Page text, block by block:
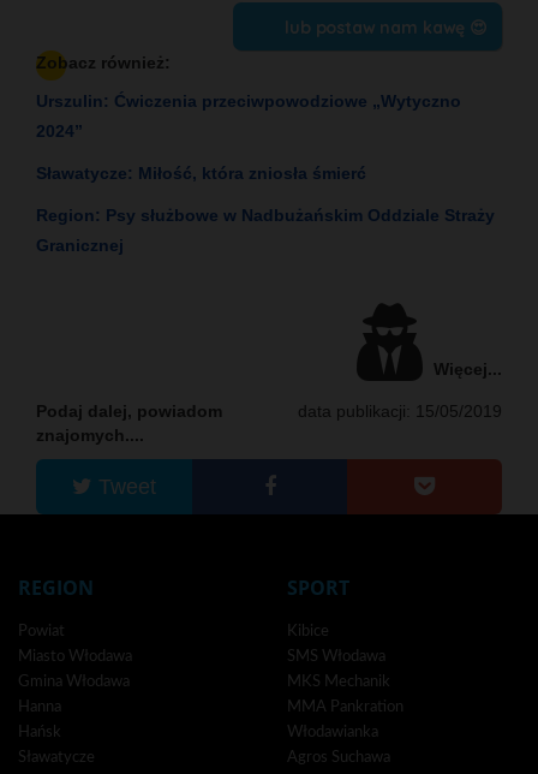
lub postaw nam kawę 😍
Zobacz również:
Urszulin: Ćwiczenia przeciwpowodziowe „Wytyczno
2024”
Sławatycze: Miłość, która zniosła śmierć
Region: Psy służbowe w Nadbużańskim Oddziale Straży
Granicznej
Więcej...
data publikacji: 15/05/2019
Podaj dalej, powiadom
znajomych....
Tweet
REGION
Powiat
Miasto Włodawa
Gmina Włodawa
Hanna
Hańsk
Sławatycze
SPORT
Kibice
SMS Włodawa
MKS Mechanik
MMA Pankration
Włodawianka
Agros Suchawa